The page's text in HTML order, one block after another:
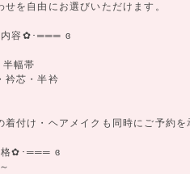
せを自由にお選びいただけます。
容✿･═══ ɞ
幅帯
衿芯・半衿
着付け・ヘアメイクも同時にご予約を
✿･═══ ɞ